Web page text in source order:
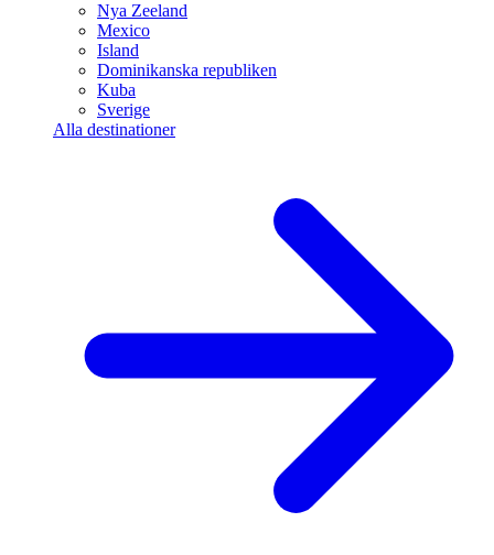
Nya Zeeland
Mexico
Island
Dominikanska republiken
Kuba
Sverige
Alla destinationer